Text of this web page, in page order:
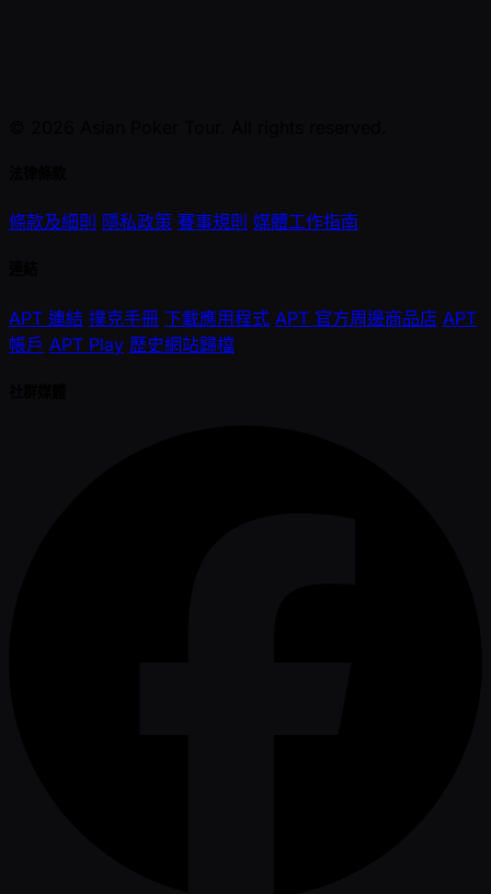
條款及細則 隱私政策 賽事規則 媒體工作指南
APT 連結 撲克手冊 下載應用程式 APT 官方周邊商品店 APT
帳戶 APT Play 歷史網站歸檔